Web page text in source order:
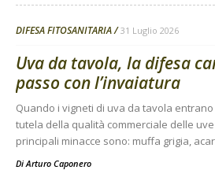
DIFESA FITOSANITARIA 31 Luglio 2026
Uva da tavola, la difesa
passo con l’invaiatura
Quando i vigneti di uva da tavola
tutela della qualità commerciale delle
principali minacce sono: muffa grigia,
Di Arturo Caponero